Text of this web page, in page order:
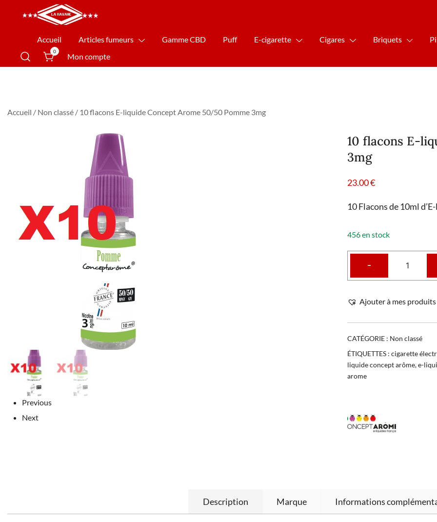
La Havane Nîmes
Accueil Articles fumeurs Gamme CBD Puff E-cigarette Cigares Briquets
0
Mon compte
Accueil / Non classé / 10 flacons E-liquide Concept Arome 50/50 Pomme 3mg
Previous
Next
10 flacons E-
3mg
23.00€
10 Flacons de 10ml
456 en stock
-
Ajouter à mes
CATÉGORIE : Non classé
ÉTIQUETTES : cigarette
liquide concept arôme,e-
arome
Description Marque Informations